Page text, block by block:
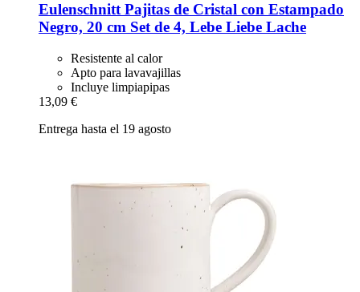
EulenschnittPajitas de Cristal con Estampado
Negro, 20 cm Set de 4, Lebe Liebe Lache
Resistente al calor
Apto para lavavajillas
Incluye limpiapipas
13,09 €
Entrega hasta el 19 agosto